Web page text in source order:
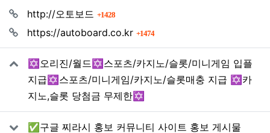
http://오토보드 1428회 연결
https://autoboard.co.kr
1474회 연결
✡️오리진/월드✡️스포츠/카지노/슬롯/미니게임 입플
지급✡️스포츠/미니게임/카지노/슬롯매충 지급 ✡️카
지노,슬롯 당첨금 무제한✡️
✅구글 찌라시 홍보 커뮤니티 사이트 홍보 게시물